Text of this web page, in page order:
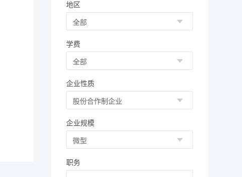
地区
学费
企业性质
企业规模
职务